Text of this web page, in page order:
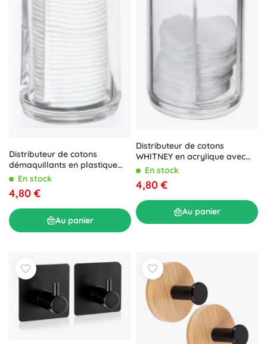
Distributeur de cotons
démaquillants en plastique
transparent 7,5 × 20 cm
En stock
4,80 €
Au panier
Distributeur de cotons
WHITNEY en acrylique avec
couvercle en bambou
En stock
4,80 €
Au panier